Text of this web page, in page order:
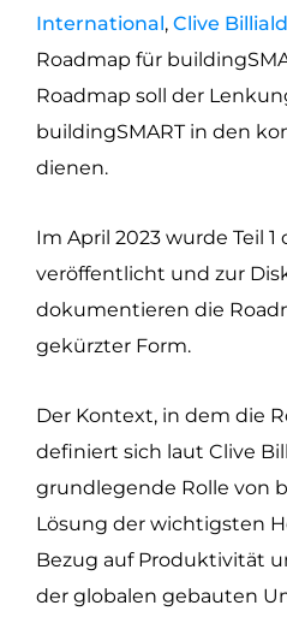
International, Clive Billiald
Roadmap für
Roadmap soll der
buildingSMART in den
dienen.
Im April 2023 wurde Teil 1
veröffentlicht und zur
dokumentieren die
gekürzter Form.
Der Kontext, in dem die
definiert sich laut Clive
grundlegende Rolle von
Lösung der wichtigsten
Bezug auf Produktivität
der globalen gebauten